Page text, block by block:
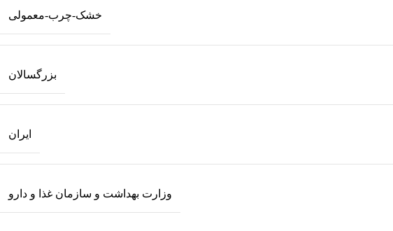
خشک-چرب-معمولی
بزرگسالان
ایران
وزارت بهداشت و سازمان غذا و دارو